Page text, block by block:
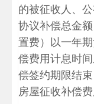
的被征收人、
协议补偿总金
置费）以一年
偿费用计息时
偿签约期限结
房屋征收补偿费